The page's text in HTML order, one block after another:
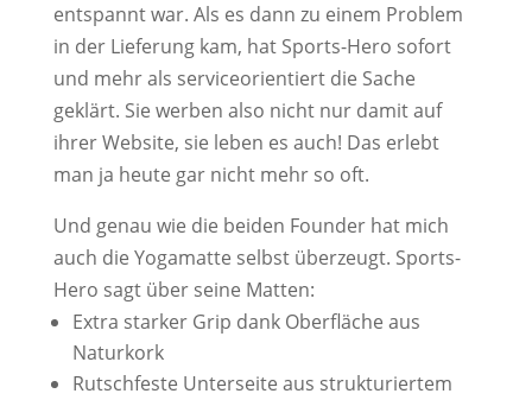
entspannt war. Als es dann zu einem Problem
in der Lieferung kam, hat Sports-Hero sofort
und mehr als serviceorientiert die Sache
geklärt. Sie werben also nicht nur damit auf
ihrer Website, sie leben es auch! Das erlebt
man ja heute gar nicht mehr so oft.
Und genau wie die beiden Founder hat mich
auch die Yogamatte selbst überzeugt. Sports-
Hero sagt über seine Matten:
Extra starker Grip dank Oberfläche aus
Naturkork
Rutschfeste Unterseite aus strukturiertem